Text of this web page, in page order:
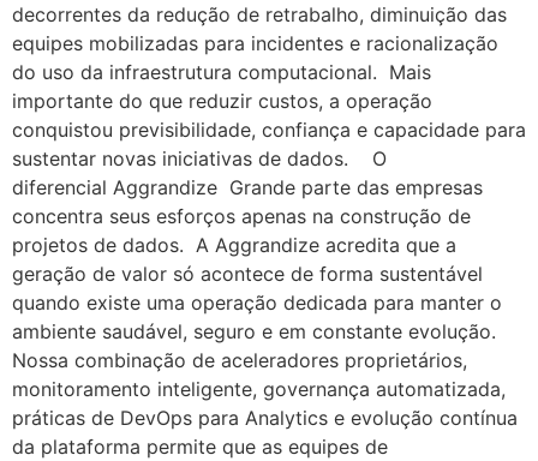
decorrentes da redução de retrabalho, diminuição das
equipes mobilizadas para incidentes e racionalização
do uso da infraestrutura computacional. Mais
importante do que reduzir custos, a operação
conquistou previsibilidade, confiança e capacidade para
sustentar novas iniciativas de dados. O
diferencial Aggrandize Grande parte das empresas
concentra seus esforços apenas na construção de
projetos de dados. A Aggrandize acredita que a
geração de valor só acontece de forma sustentável
quando existe uma operação dedicada para manter o
ambiente saudável, seguro e em constante evolução.
Nossa combinação de aceleradores proprietários,
monitoramento inteligente, governança automatizada,
práticas de DevOps para Analytics e evolução contínua
da plataforma permite que as equipes de